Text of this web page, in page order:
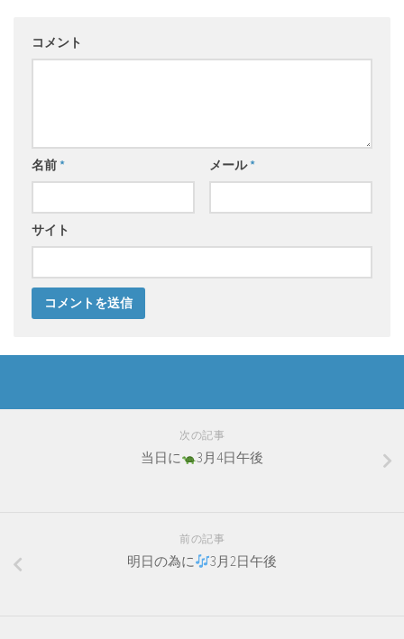
コメント
名前* メール*
サイト
次の記事
当日に 3月4日午後
前の記事
明日の為に 3月2日午後